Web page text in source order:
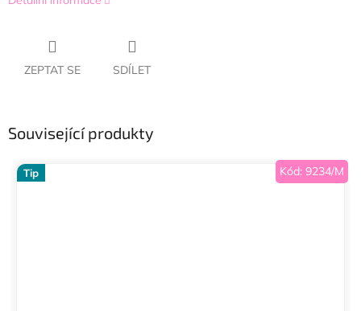
ZEPTAT SE SDÍLET
Související produkty
Tip Kód: 9234/M